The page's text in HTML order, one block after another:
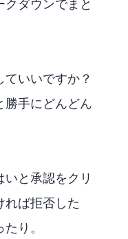
ダウンでまと
いいですか？
勝手にどんどん
と承認をクリ
れば拒否した
り。